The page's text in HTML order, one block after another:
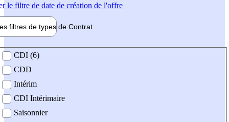
le filtre de date de création de l'offre
filtres de types de Contrat
contrat
CDI (6)
CDD
Intérim
CDI Intérimaire
Saisonnier